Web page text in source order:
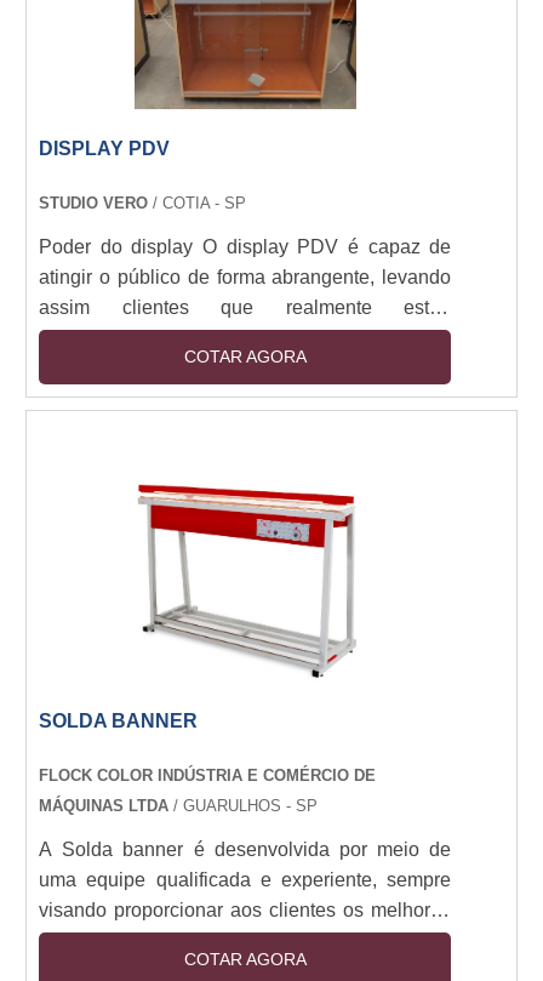
DISPLAY PDV
STUDIO VERO / COTIA - SP
Poder do display O display PDV é capaz de
atingir o público de forma abrangente, levando
assim clientes que realmente estão
interessados nos produtos e serviços da marca.
Investir em um display para PDV surpreende
quem passar pelo estabelecimento, loja,
estabelecimento, aumentando ainda mais o
poder de venda. Tipos de displays Existem
diversos tipos de displays, cada um....
COTAR AGORA
SOLDA BANNER
FLOCK COLOR INDÚSTRIA E COMÉRCIO DE
MÁQUINAS LTDA / GUARULHOS - SP
A Solda banner é desenvolvida por meio de
uma equipe qualificada e experiente, sempre
visando proporcionar aos clientes os melhores
resultados do mercado. De alta qualidade, a
Solda banner uni tecnologia, eficiência e
COTAR AGORA